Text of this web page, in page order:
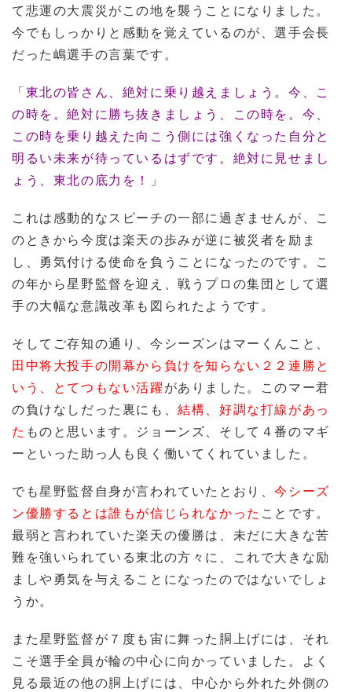
て悲運の大震災がこの地を襲うことになりました。
今でもしっかりと感動を覚えているのが、選手会長
だった嶋選手の言葉です。
「東北の皆さん、絶対に乗り越えましょう。今、こ
の時を。絶対に勝ち抜きましょう、この時を。今、
この時を乗り越えた向こう側には強くなった自分と
明るい未来が待っているはずです。絶対に見せまし
ょう、東北の底力を！
」
これは感動的なスピーチの一部に過ぎませんが、こ
のときから今度は楽天の歩みが逆に被災者を励ま
し、勇気付ける使命を負うことになったのです。こ
の年から星野監督を迎え、戦うプロの集団として選
手の大幅な意識改革も図られたようです。
そしてご存知の通り、今シーズンはマーくんこと、
田中将大投手の開幕から負けを知らない２２連勝と
いう、とてつもない活躍がありました。このマー君
の負けなしだった裏にも、結構、好調な打線があっ
た ものと思います。ジョーンズ、そして４番のマギ
ーといった助っ人も良く働いてくれていました。
でも星野監督自身が言われていたとおり、今シーズ
ン優勝するとは誰もが信じられなかった ことです。
最弱と言われていた楽天の優勝は、未だに大きな苦
難を強いられている東北の方々に、これで大きな励
ましや勇気を与えることになったのではないでしょ
うか。
また星野監督が７度も宙に舞った胴上げには、それ
こそ選手全員が輪の中心に向かっていました。よく
見る最近の他の胴上げには、中心から外れた外側の